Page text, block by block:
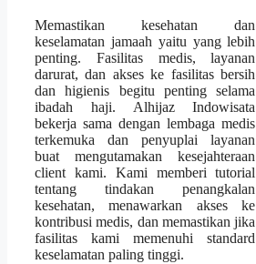
Memastikan kesehatan dan
keselamatan jamaah yaitu yang lebih
penting. Fasilitas medis, layanan
darurat, dan akses ke fasilitas bersih
dan higienis begitu penting selama
ibadah haji. Alhijaz Indowisata
bekerja sama dengan lembaga medis
terkemuka dan penyuplai layanan
buat mengutamakan kesejahteraan
client kami. Kami memberi tutorial
tentang tindakan penangkalan
kesehatan, menawarkan akses ke
kontribusi medis, dan memastikan jika
fasilitas kami memenuhi standard
keselamatan paling tinggi.